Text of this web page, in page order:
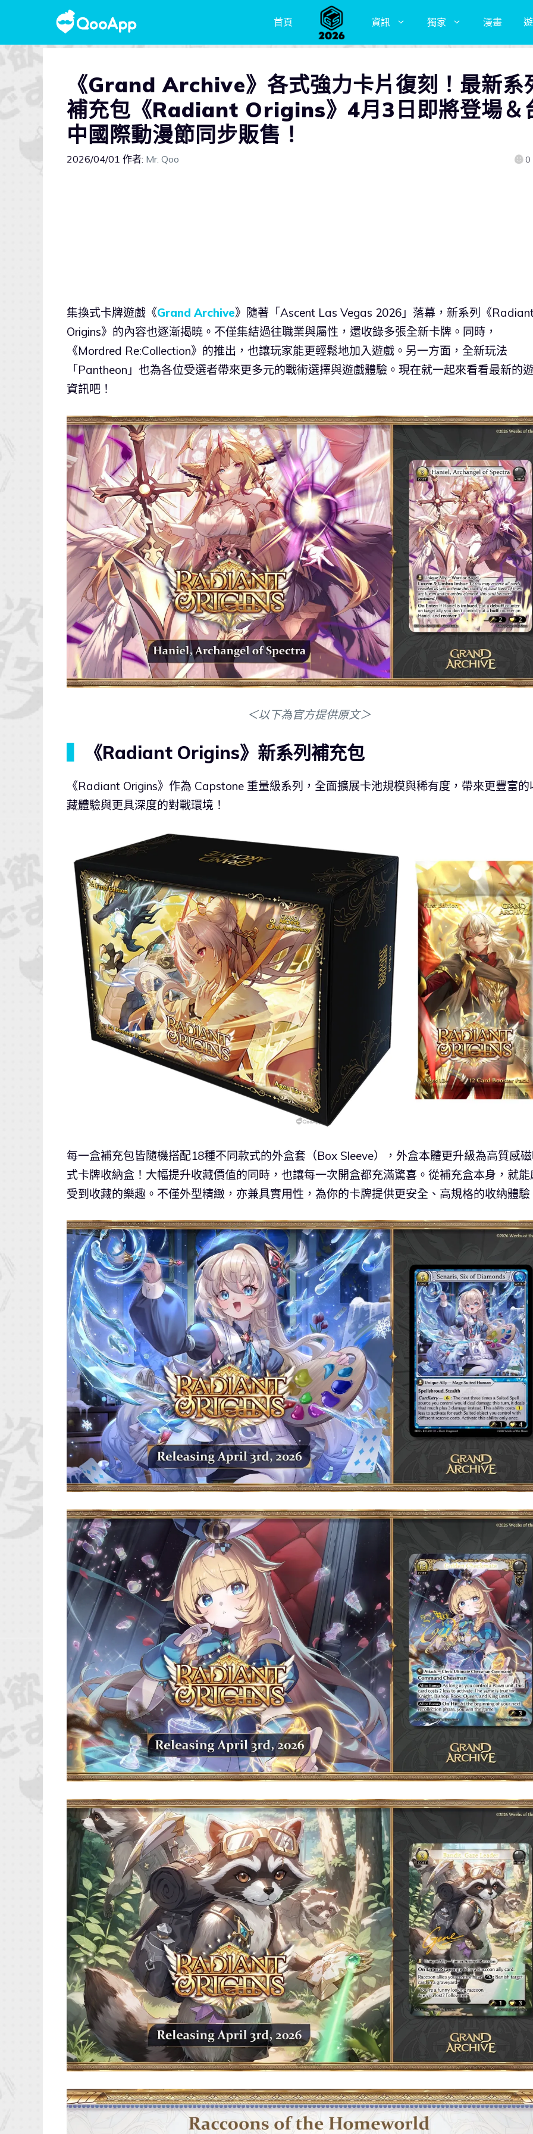
首頁 資訊 獨家 漫畫
《Grand Archive》各式強力卡片復刻！最新系
補充包《Radiant Origins》4月3日即將登場＆
中國際動漫節同步販售！
2026/04/01 作者: Mr. Qoo 0
集換式卡牌遊戲《Grand Archive》隨著「Ascent Las Vegas 2026」落幕，新系列《
Origins》的內容也逐漸揭曉。不僅集結過往職業與屬性，還收錄多張全新卡牌。同時，
《Mordred Re:Collection》的推出，也讓玩家能更輕鬆地加入遊戲。另一方面，全新玩法
「Pantheon」也為各位受選者帶來更多元的戰術選擇與遊戲體驗。現在就一起來看看最新的
資訊吧！
＜以下為官方提供原文＞
《Radiant Origins》新系列補充包
《Radiant Origins》作為 Capstone 重量級系列，全面擴展卡池規模與稀有度，帶來更豐富的
藏體驗與更具深度的對戰環境！
每一盒補充包皆隨機搭配18種不同款式的外盒套（Box Sleeve），外盒本體更升級為高質感
式卡牌收納盒！大幅提升收藏價值的同時，也讓每一次開盒都充滿驚喜。從補充盒本身，就能
受到收藏的樂趣。不僅外型精緻，亦兼具實用性，為你的卡牌提供更安全、高規格的收納體驗